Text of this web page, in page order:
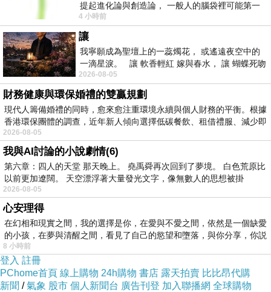
商品訊息簡述:
大同區澳洲最頂級牛肉品牌！生長於最天然及純
淨畜牧環境，每片肉都是鮮紅高級品質，入口甘
提起進化論與創造論， 一般人的腦袋裡可能第一
時間就有「 進化論很科
4 小時前
讓
我寧願成為聖壇上的一蕊燭花， 或遙遠夜空中的
一滴星淚。 讓 軟香輕紅 嫁與春水， 讓 蝴蝶死吻
夏日最後一瓣玫瑰， 讓
2026-08-05
財務健康與環保婚禮的雙贏規劃
現代人籌備婚禮的同時，愈來愈注重環境永續與個人財務的平衡。根據
香港環保團體的調查，近年新人傾向選擇低碳餐飲、租借禮服、減少即
2026-08-05
我與AI討論的小說劇情(6)
第六章：四人的天堂 那天晚上。 堯禹舜再次回到了夢境。 白色荒原比
以前更加遼闊。 天空漂浮著大量發光文字，像無數人的思想被掛
2026-08-05
心安理得
在幻相和現實之間，我的選擇是你，在愛與不愛之間，依然是一個缺愛
的小孩，在夢與清醒之間，看見了自己的慾望和墮落，與你分享，你説
8 小時前
登入 註冊
PChome首頁 線上購物 24h購物 書店 露天拍賣 比比昂代購
新聞 /氣象 股市 個人新聞台 廣告刊登 加入聯播網 全球購物